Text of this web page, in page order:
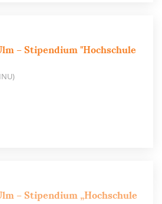
– Stipendium "Hoch­schu­le
– Stipendium „Hochschule